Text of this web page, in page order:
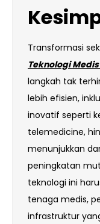
Transformasi
Teknologi
langkah tak
lebih efisien,
inovatif seperti
telemedicine,
menunjukkan
peningkatan
teknologi ini
tenaga medis,
infrastruktur